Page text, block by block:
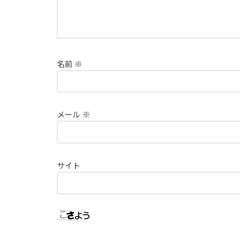
名前 ※
メール ※
サイト